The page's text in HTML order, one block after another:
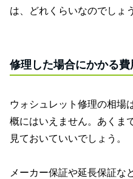
は、どれくらいなのでしょ
修理した場合にかかる費
ウォシュレット修理の相場
概にはいえません。あくま
見ておいていいでしょう。
メーカー保証や延長保証な